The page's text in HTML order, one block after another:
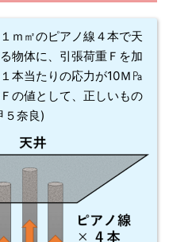
ｍ㎡のピアノ線４本で天
物体に、引張荷重Ｆを加
本当たりの応力が10Ｍ㎩
の値として、正しいもの
５奈良)